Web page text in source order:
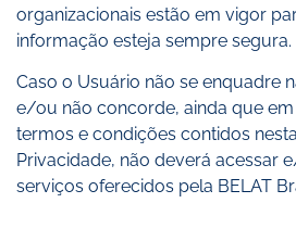
organizacionais estão em vigor
informação esteja sempre segura.
Caso o Usuário não se enquadre
e/ou não concorde, ainda que
termos e condições contidos
Privacidade, não deverá acessar
serviços oferecidos pela BELAT